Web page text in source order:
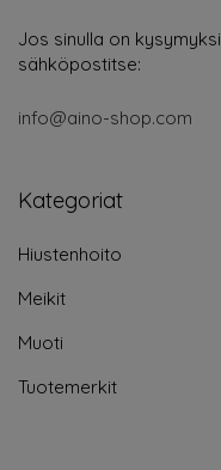
Jos sinulla on
sähköpostitse:
info@aino-shop.com
Kategoriat
Hiustenhoito
Meikit
Muoti
Tuotemerkit